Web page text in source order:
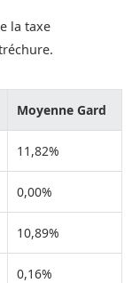
la taxe
Moyenne Gard
11,82%
0,00%
10,89%
0,16%